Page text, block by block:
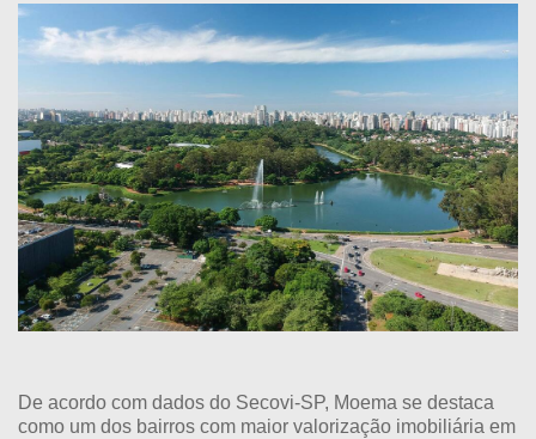
De acordo com dados do Secovi-SP, Moema se destaca
como um dos bairros com maior valorização imobiliária em